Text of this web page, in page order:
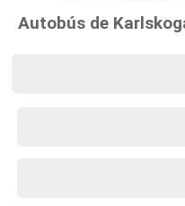
Autobús de